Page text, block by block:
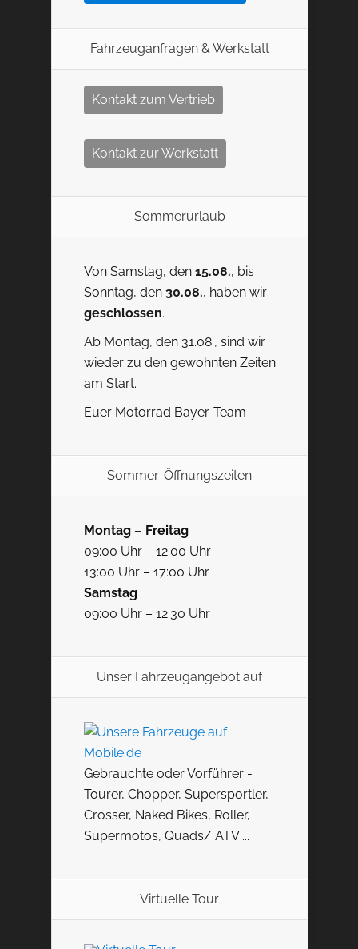
Fahrzeuganfragen & Werkstatt
Kontakt zum Vertrieb
Kontakt zur Werkstatt
Sommerurlaub
Von Samstag, den 15.08., bis
Sonntag, den 30.08., haben wir
geschlossen.
Ab Montag, den 31.08., sind wir
wieder zu den gewohnten Zeiten
am Start.
Euer Motorrad Bayer-Team
Sommer-Öffnungszeiten
Montag – Freitag
09:00 Uhr – 12:00 Uhr
13:00 Uhr – 17:00 Uhr
Samstag
09:00 Uhr – 12:30 Uhr
Unser Fahrzeugangebot auf
Gebrauchte oder Vorführer -
Tourer, Chopper, Supersportler,
Crosser, Naked Bikes, Roller,
Supermotos, Quads/ ATV ...
Virtuelle Tour